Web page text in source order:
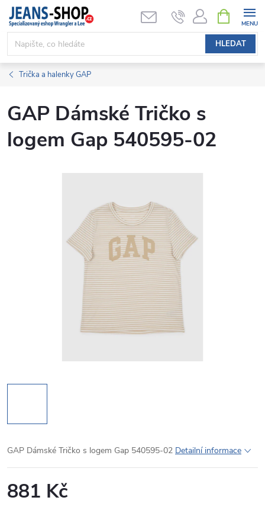
Přejít
obsah
HLEDAT
NÁKUPNÍ
KOŠÍK
Trička a halenky GAP
GAP Dámské Tričko s
logem Gap 540595-02
GAP Dámské Tričko s logem Gap 540595-02 Detailní informace
881 Kč